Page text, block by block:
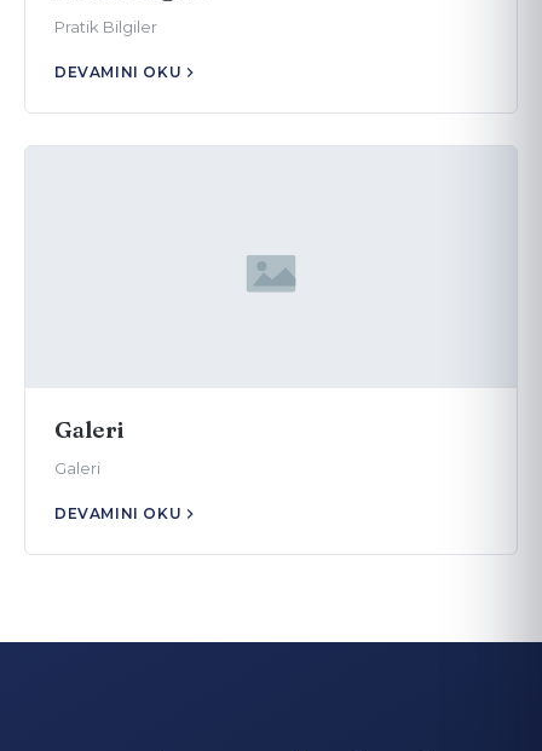
Pratik Bilgiler
DEVAMINI OKU
Galeri
Galeri
DEVAMINI OKU